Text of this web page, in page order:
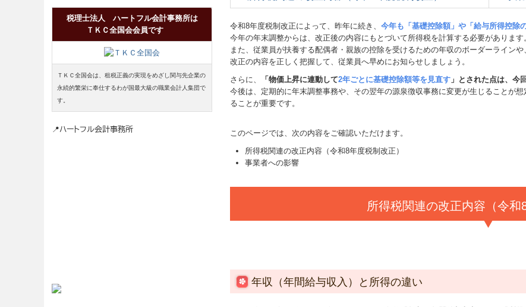
税理士法人 ハートフル会計事務所は
ＴＫＣ全国会会員です
ＴＫＣ全国会は、租税正義の実現をめざし関与先企業の
永続的繁栄に奉仕するわが国最大級の職業会計人集団で
す。
📍ハートフル会計事務所
令和8年度税制改正によって、昨年に続き、 今年も「基礎控除額」や「給与所得控除
今年の年末調整からは、改正後の内容にもとづいて所得税を計算する必要があります
また、従業員が扶養する配偶者・親族の控除を受けるための年収のボーダーライン
改正の内容を正しく把握して、従業員へ早めにお知らせしましょう。
さらに、
「物価上昇に連動して2年ごとに基礎控除額等を見直す 」とされた点は、今
今後は、定期的に年末調整事務や、その翌年の源泉徴収事務に変更が生じることが
ることが重要です。
このページでは、次の内容をご確認いただけます。
所得税関連の改正内容（令和8年度税制改正）
事業者への影響
所得税関連の改正内容（令和
年収（年間給与収入）と所得の違い